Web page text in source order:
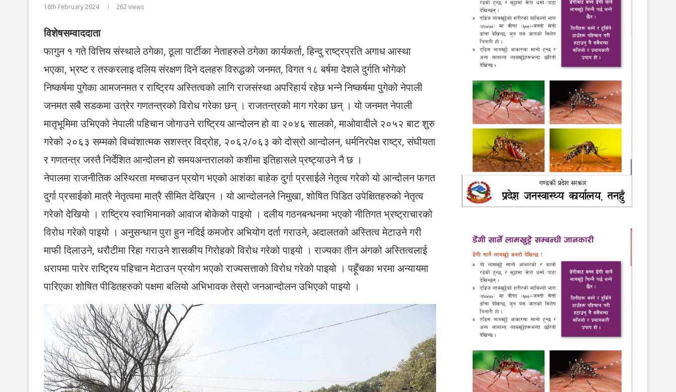
18th February 2024 262views
विशेषसम्वाददाता
फागुन १ गते वित्तिय संस्थाले ठगेका, ठूला पार्टीका नेताहरुले ठगेका कार्यकर्ता, हिन्दु राष्ट्रप्रति अगाध आस्था
भएका, भ्रष्ट र तस्करलाइ दलिय संरक्षण दिने दलहरु विरुद्धको जनमत, विगत १८ बर्षमा देशले दुर्गति भोगेको
निष्कर्षमा पुगेका आमजनमत र राष्ट्रिय अस्तित्वको लागि राजसंस्था अपरिहार्य रहेछ भन्ने निष्कर्षमा पुगेको नेपाली
जनमत सबै सडकमा उत्रेर गणतन्त्रको विरोध गरेका छन् । राजतन्त्रको माग गरेका छन् । यो जनमत नेपाली
मातृभूमिमा उभिएको नेपाली पहिचान जोगाउने राष्ट्रिय आन्दोलन हो वा २०४६ सालको, माओवादीले २०५२ बाट शुरु
गरेको २०६३ सम्मको विध्वंशात्मक सशस्त्र विद्रोह, २०६२/०६३ को दोस्रो आन्दोलन, धर्मनिरपेक्ष राष्ट्र, संघीयता
र गणतन्त्र जस्तै निर्देशित आन्दोलन हो समयअन्तरालको कशीमा इतिहासले प्रष्ट्याउने नै छ ।
नेपालमा राजनीतिक अस्थिरता मच्चाउन प्रयोग भएको आशंका बाहेक दुर्गा प्रसाईले नेतृत्व गरेको यो आन्दोलन फगत
दुर्गा प्रसाईको मात्रै नेतृत्वमा मात्रै सीमित देखिएन । यो आन्दोलनले निमुखा, शोषित पिडित उपेक्षितहरुको नेतृत्व
गरेको देखियो । राष्ट्रिय स्वाभिमानको आवाज बोकेको पाइयो । दलीय गठनबन्धनमा भएको नीतिगत भ्रष्ट्राचारको
विरोध गरेको पाइयो । अनुसन्धान पुरा हुन नदिई कमजोर अभियोग दर्ता गराउने, अदालतको अस्तित्व मेटाउने गरी
माफी दिलाउने, धरौटीमा रिहा गराउने शासकीय गिरोहको विरोध गरेको पाइयो । राज्यका तीन अंगको अस्तित्वलाई
धरापमा पारेर राष्ट्रिय पहिचान मेटाउन प्रयोग भएको राज्यसत्ताको विरोध गरेको पाइयो । पहूँचका भरमा अन्यायमा
पारिएका शोषित पीडितहरुको पक्षमा बलियो अभिभावक तेस्रो जनआन्दोलन उभिएको पाइयो ।